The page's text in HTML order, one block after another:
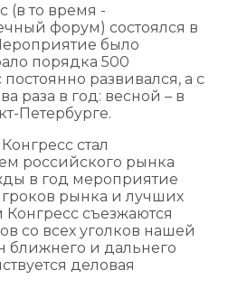
(в то время -
форум) состоялся в
было
порядка 500
развивался, а с
раза в год: весной – в
Петербурге.
стал
российского рынка
в год мероприятие
рынка и лучших
съезжаются
со всех уголков нашей
ближнего и дальнего
деловая